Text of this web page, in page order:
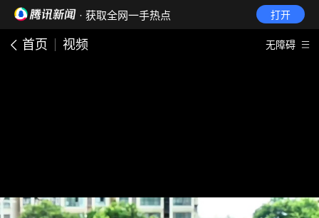
· 获取全网一手热点 打开
首页 视频 无障碍